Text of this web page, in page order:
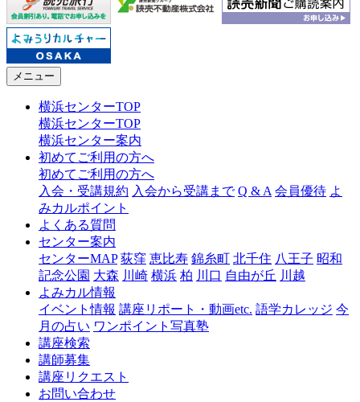
メニュー
横浜センターTOP
横浜センターTOP
横浜センター案内
初めてご利用の方へ
初めてご利用の方へ
入会・受講規約 入会から受講まで Q & A 会員優待 よ
みカルポイント
よくある質問
センター案内
センターMAP 荻窪 恵比寿 錦糸町 北千住 八王子 昭和
記念公園 大森 川崎 横浜 柏 川口 自由が丘 川越
よみカル情報
イベント情報 講座リポート・動画etc. 語学カレッジ 今
月の占い ワンポイント写真塾
講座検索
講師募集
講座リクエスト
お問い合わせ